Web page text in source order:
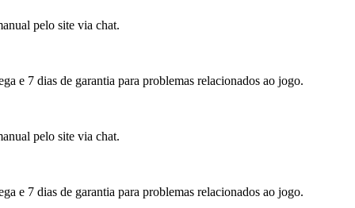
pelo site via chat.
e 7 dias de garantia para problemas relacionados ao jogo.
pelo site via chat.
e 7 dias de garantia para problemas relacionados ao jogo.